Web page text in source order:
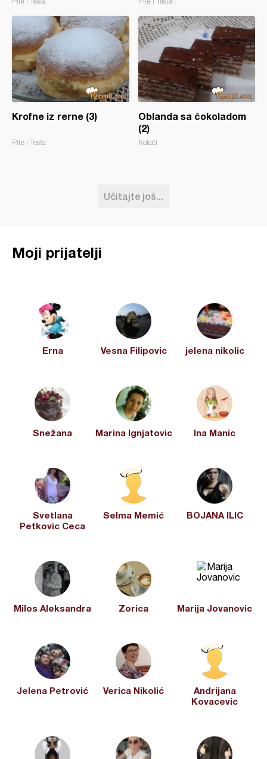
Krofne iz rerne (3)
Pite i Testa
Oblanda sa čokoladom
(2)
Kolači
Učitajte još...
Moji prijatelji
Erna Vesna Filipovic jelena nikolic
Snežana Marina Ignjatovic Ina Manic
Svetlana
Petkovic Ceca
Selma Memić BOJANA ILIC
Milos Aleksandra Zorica Marija Jovanovic
Jelena Petrović Verica Nikolić
Andrijana
Kovacevic